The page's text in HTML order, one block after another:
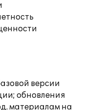
версии
обновления
материалам на